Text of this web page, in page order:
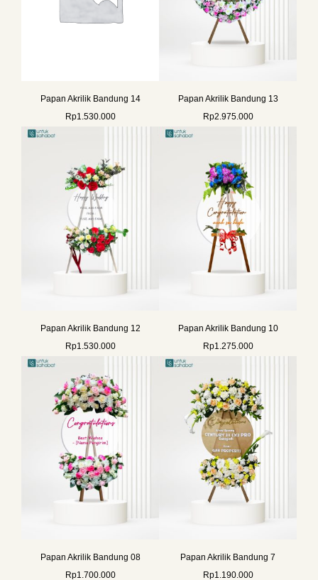
Papan Akrilik Bandung 14
Rp1.530.000
Papan Akrilik Bandung 13
Rp2.975.000
Papan Akrilik Bandung 12
Rp1.530.000
Papan Akrilik Bandung 10
Rp1.275.000
Papan Akrilik Bandung 08
Rp1.700.000
Papan Akrilik Bandung 7
Rp1.190.000